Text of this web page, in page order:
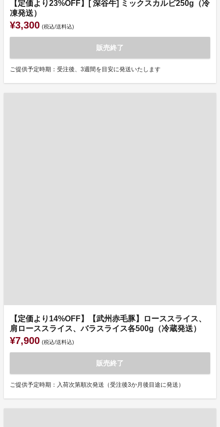
【定価より23%OFF】[ 深谷牛] ミックスカルビ250g（冷
凍発送）
¥3,300 (税込/送料込)
販売終了
ご提供予定時期：受注後、3週間を目安に発送いたします
【定価より14%OFF】【武州赤毛豚】ローススライス、
肩ローススライス、バラスライス各500g（冷蔵発送）
¥7,900 (税込/送料込)
販売終了
ご提供予定時期：入荷次第順次発送（受注後3か月後目途に発送）